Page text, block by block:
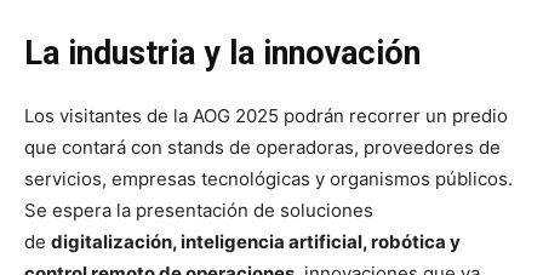
La industria y la innovación
Los visitantes de la AOG 2025 podrán recorrer un predio
que contará con stands de operadoras, proveedores de
servicios, empresas tecnológicas y organismos públicos.
Se espera la presentación de soluciones
de digitalización, inteligencia artificial, robótica y